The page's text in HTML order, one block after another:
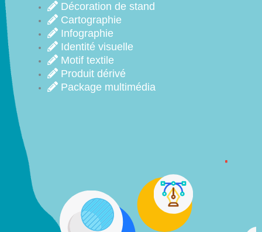
Décoration de stand
Cartographie
Infographie
Identité visuelle
Motif textile
Produit dérivé
Package multimédia